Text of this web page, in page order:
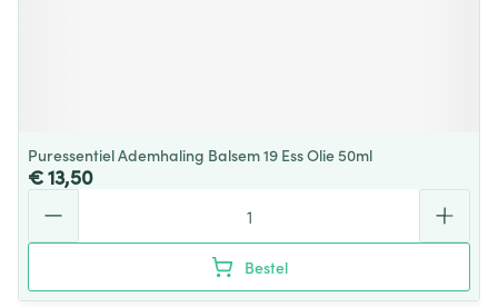
Puressentiel Ademhaling Balsem 19 Ess Olie 50ml
€ 13,50
Bestel